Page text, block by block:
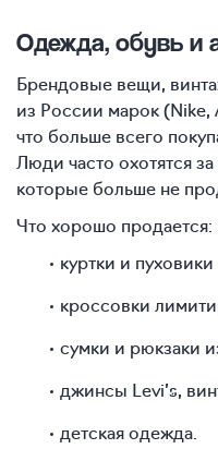
Одежда, обувь и
Брендовые вещи,
из России марок (Nike,
что больше всего
Люди часто охотятся
которые больше не
Что хорошо продается:
куртки и
кроссовки
сумки и рюкзаки
джинсы Levi’s,
детская одежда.